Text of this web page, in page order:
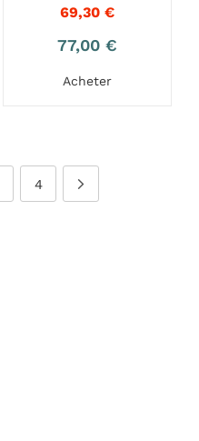
69,30 €
77,00 €
Acheter
4